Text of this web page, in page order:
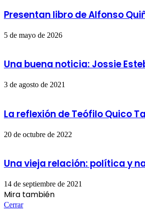
Presentan libro de Alfonso
5 de mayo de 2026
Una buena noticia: Jossie
3 de agosto de 2021
La reflexión de Teófilo Quico
20 de octubre de 2022
Una vieja relación: política y
14 de septiembre de 2021
Mira también
Cerrar